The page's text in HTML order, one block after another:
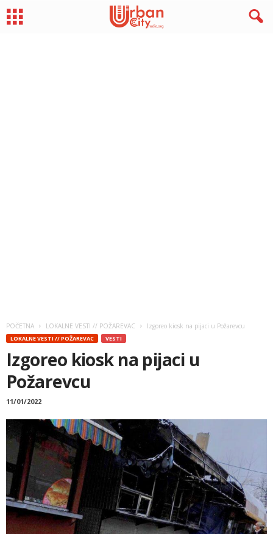
POČETNA LOKALNE VESTI // POŽAREVAC Izgoreo kiosk na pijaci u Požarevcu
LOKALNE VESTI // POŽAREVAC VESTI
Izgoreo kiosk na pijaci u
Požarevcu
11/01/2022